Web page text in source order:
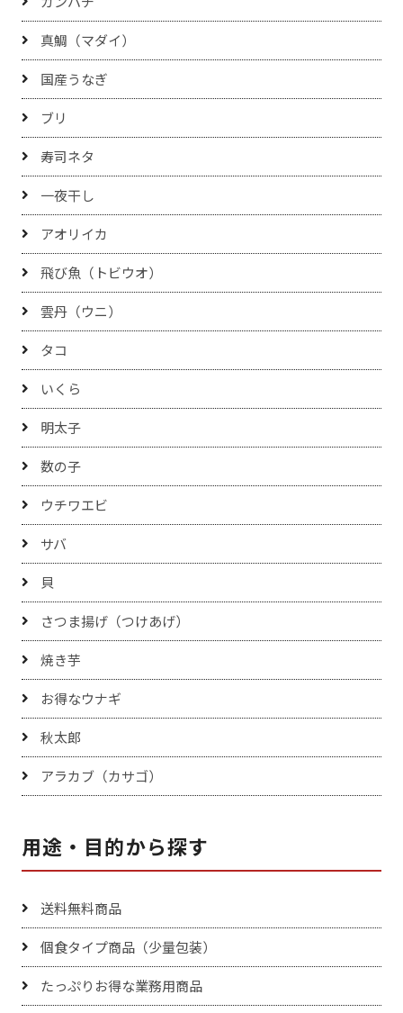
真鯛（マダイ）
国産うなぎ
ブリ
寿司ネタ
一夜干し
アオリイカ
飛び魚（トビウオ）
雲丹（ウニ）
タコ
いくら
明太子
数の子
ウチワエビ
サバ
貝
さつま揚げ（つけあげ）
焼き芋
お得なウナギ
秋太郎
アラカブ（カサゴ）
用途・目的から探す
送料無料商品
個食タイプ商品（少量包装）
たっぷりお得な業務用商品